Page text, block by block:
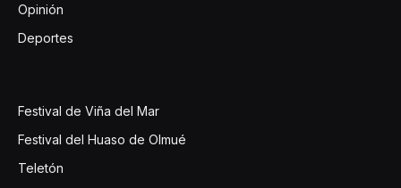
Opinión
Deportes
Festival de Viña del Mar
Festival del Huaso de Olmué
Teletón